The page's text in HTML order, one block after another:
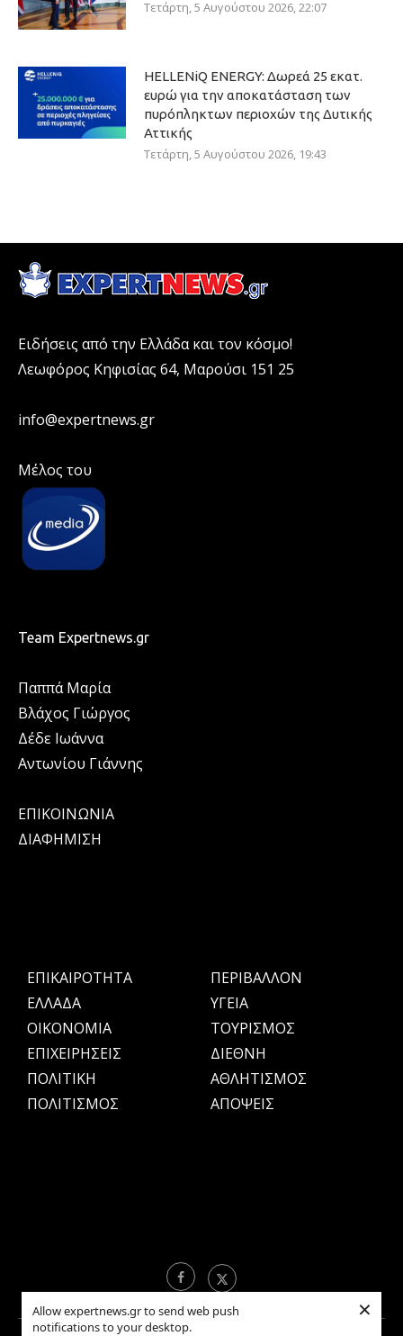
Allow expertnews.gr to send web push
notifications to your desktop.
×
Τετάρτη, 5 Αυγούστου 2026, 22:07
HELLENiQ ENERGY: Δωρεά 25 εκατ.
ευρώ για την αποκατάσταση των
πυρόπληκτων περιοχών της Δυτικής
Αττικής
Τετάρτη, 5 Αυγούστου 2026, 19:43
Ειδήσεις από την Ελλάδα και τον κόσμο!
Λεωφόρος Κηφισίας 64, Μαρούσι 151 25
info@expertnews.gr
Μέλος του
Team Expertnews.gr
Παππά Μαρία
Βλάχος Γιώργος
Δέδε Ιωάννα
Αντωνίου Γιάννης
ΕΠΙΚΟΙΝΩΝΙΑ
ΔΙΑΦΗΜΙΣΗ
ΕΠΙΚΑΙΡΟΤΗΤΑ
ΕΛΛΑΔΑ
OIKONOMIA
ΕΠΙΧΕΙΡΗΣΕΙΣ
ΠΟΛΙΤΙΚΗ
ΠΟΛΙΤΙΣΜΟΣ
ΠΕΡΙΒΑΛΛΟΝ
ΥΓΕΙΑ
ΤΟΥΡΙΣΜΟΣ
ΔΙΕΘΝΗ
ΑΘΛΗΤΙΣΜΟΣ
ΑΠΟΨΕΙΣ